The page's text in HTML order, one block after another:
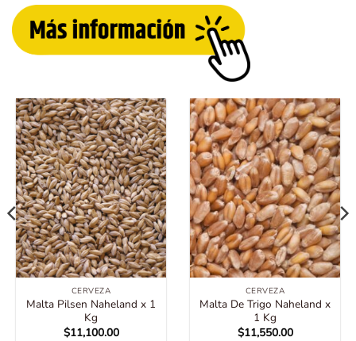
CERVEZA
Malta Pilsen Naheland x 1
Kg
$11,100.00
CERVEZA
Malta De Trigo Naheland x
1 Kg
$11,550.00